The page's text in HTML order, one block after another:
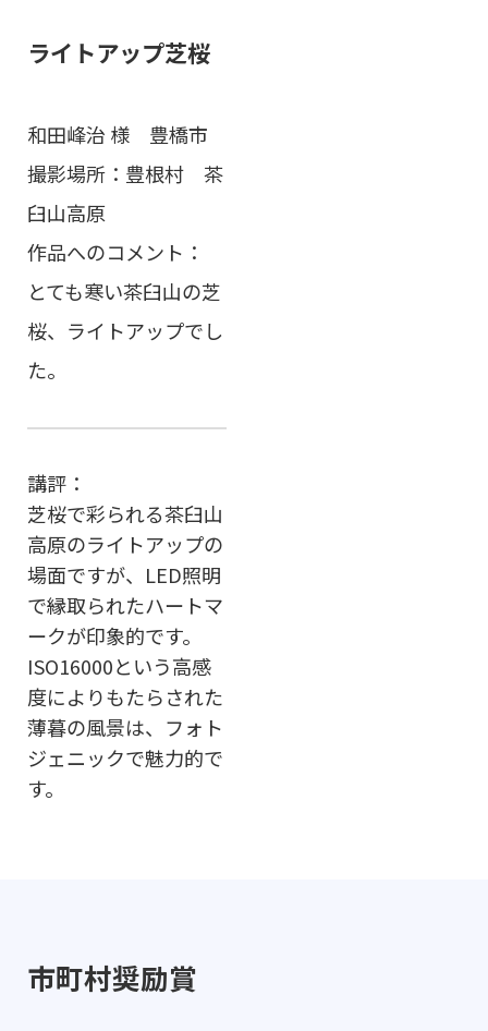
ライトアップ芝桜
和田峰治 様 豊橋市
撮影場所：豊根村 茶
臼山高原
作品へのコメント：
とても寒い茶臼山の芝
桜、ライトアップでし
た。
講評：
芝桜で彩られる茶臼山
高原のライトアップの
場面ですが、LED照明
で縁取られたハートマ
ークが印象的です。
ISO16000という高感
度によりもたらされた
薄暮の風景は、フォト
ジェニックで魅力的で
す。
市町村奨励賞